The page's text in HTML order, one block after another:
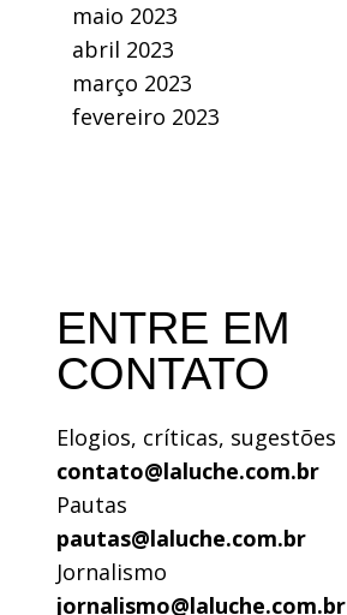
maio 2023
abril 2023
março 2023
fevereiro 2023
ENTRE EM
CONTATO
Elogios, críticas, sugestões
contato@laluche.com.br
Pautas
pautas@laluche.com.br
Jornalismo
jornalismo@laluche.com.br